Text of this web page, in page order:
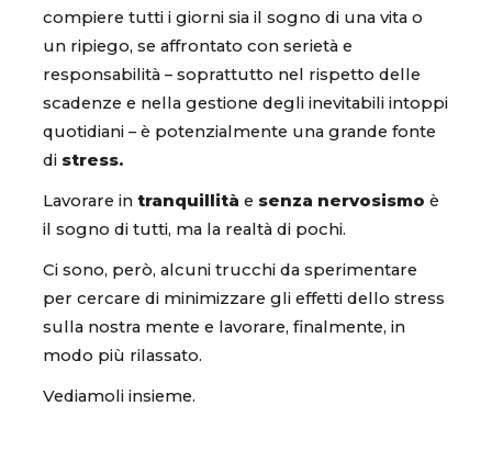
compiere tutti i giorni sia il sogno di una vita o
un ripiego, se affrontato con serietà e
responsabilità – soprattutto nel rispetto delle
scadenze e nella gestione degli inevitabili intoppi
quotidiani – è potenzialmente una grande fonte
di stress.
Lavorare in tranquillità e senza nervosismo è
il sogno di tutti, ma la realtà di pochi.
Ci sono, però, alcuni trucchi da sperimentare
per cercare di minimizzare gli effetti dello stress
sulla nostra mente e lavorare, finalmente, in
modo più rilassato.
Vediamoli insieme.